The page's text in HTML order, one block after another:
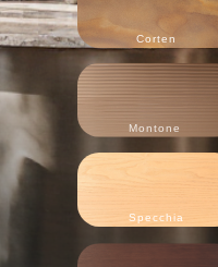
Specchia
Montone
Corten